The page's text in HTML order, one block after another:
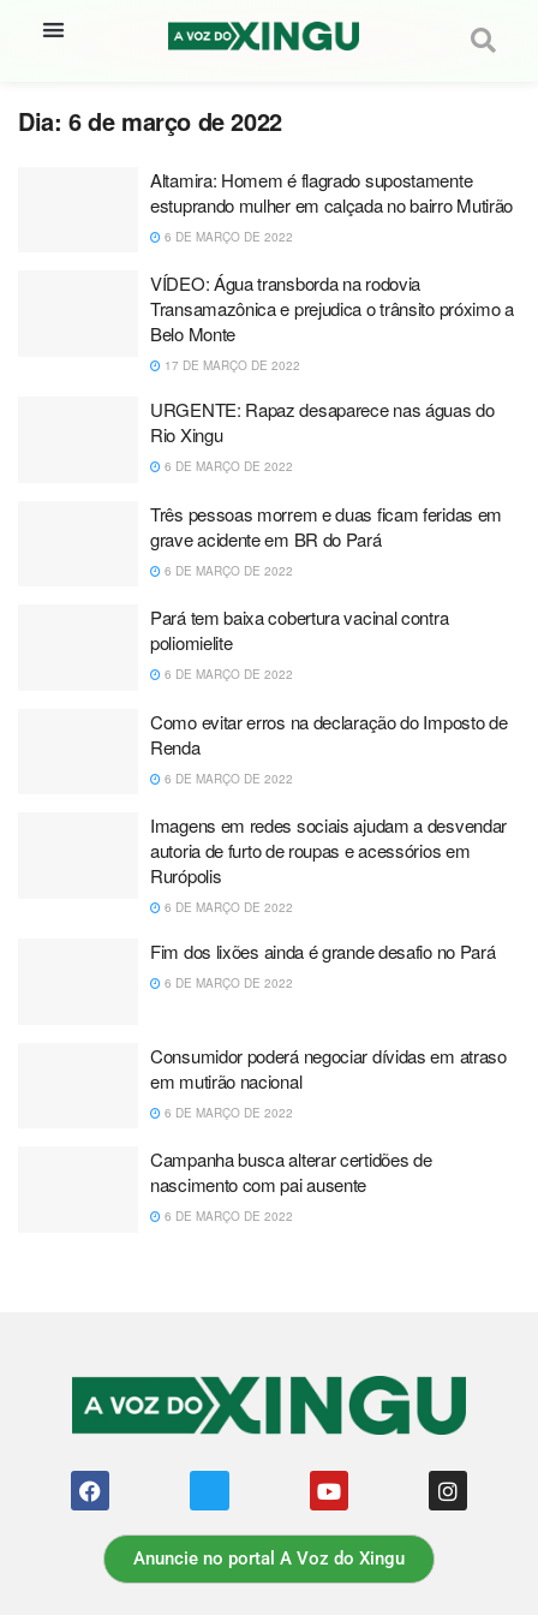
Dia: 6 de março de 2022
Altamira: Homem é flagrado supostamente
estuprando mulher em calçada no bairro Mutirão
6 DE MARÇO DE 2022
VÍDEO: Água transborda na rodovia
Transamazônica e prejudica o trânsito próximo a
Belo Monte
17 DE MARÇO DE 2022
URGENTE: Rapaz desaparece nas águas do
Rio Xingu
6 DE MARÇO DE 2022
Três pessoas morrem e duas ficam feridas em
grave acidente em BR do Pará
6 DE MARÇO DE 2022
Pará tem baixa cobertura vacinal contra
poliomielite
6 DE MARÇO DE 2022
Como evitar erros na declaração do Imposto de
Renda
6 DE MARÇO DE 2022
Imagens em redes sociais ajudam a desvendar
autoria de furto de roupas e acessórios em
Rurópolis
6 DE MARÇO DE 2022
Fim dos lixões ainda é grande desafio no Pará
6 DE MARÇO DE 2022
Consumidor poderá negociar dívidas em atraso
em mutirão nacional
6 DE MARÇO DE 2022
Campanha busca alterar certidões de
nascimento com pai ausente
6 DE MARÇO DE 2022
Anuncie no portal A Voz do Xingu